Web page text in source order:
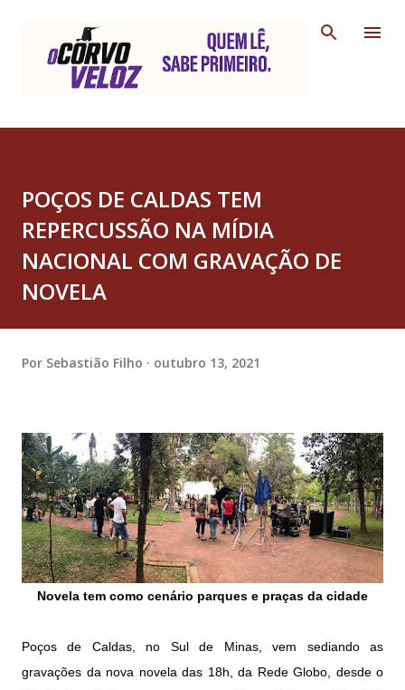
POÇOS DE CALDAS TEM
REPERCUSSÃO NA MÍDIA
NACIONAL COM GRAVAÇÃO DE
NOVELA
Por Sebastião Filho outubro 13, 2021
Novela tem como cenário parques e praças da cidade
Poços de Caldas, no Sul de Minas, vem sediando as
gravações da nova novela das 18h, da Rede Globo, desde o